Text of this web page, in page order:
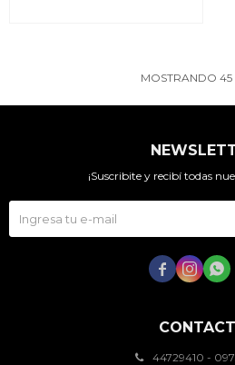
MOSTRANDO 45
44729410 -
¡Suscribite y recibí todas
  